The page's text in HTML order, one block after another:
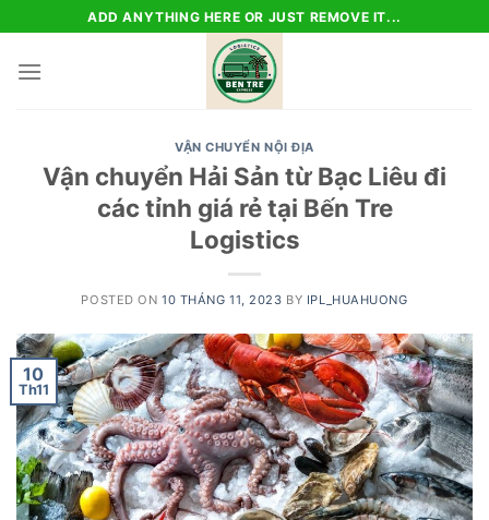
to
content
ADD ANYTHING HERE OR JUST REMOVE IT...
VẬN CHUYỂN NỘI ĐỊA
Vận chuyển Hải Sản từ Bạc Liêu đi
các tỉnh giá rẻ tại Bến Tre
Logistics
POSTED ON10 THÁNG 11, 2023 BY IPL_HUAHUONG
10
Th11